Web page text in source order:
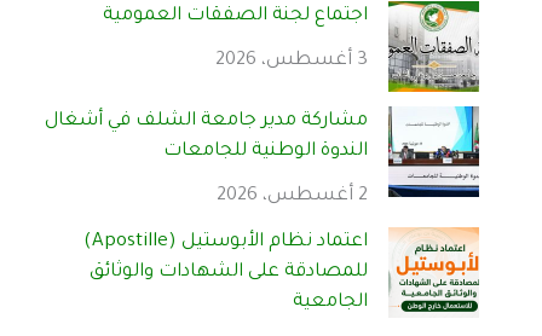
اجتماع لجنة الصفقات العمومية
3 أغسطس، 2026
مشاركة مدير جامعة الشلف في أشغال
الندوة الوطنية للجامعات
2 أغسطس، 2026
اعتماد نظام الأبوستيل (Apostille)
للمصادقة على الشهادات والوثائق
الجامعية